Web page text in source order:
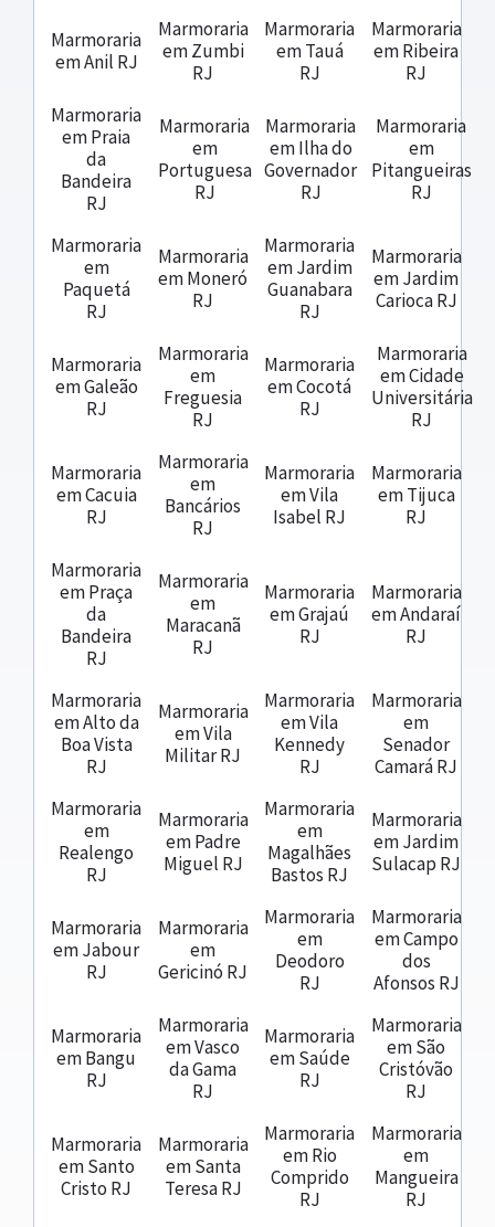
Marmoraria
em Anil RJ
Marmoraria
em Zumbi
RJ
Marmoraria
em Tauá
RJ
Marmoraria
em Ribeira
RJ
Marmoraria
em Praia
da
Bandeira
RJ
Marmoraria
em
Portuguesa
RJ
Marmoraria
em Ilha do
Governador
RJ
Marmoraria
em
Pitangueiras
RJ
Marmoraria
em
Paquetá
RJ
Marmoraria
em Moneró
RJ
Marmoraria
em Jardim
Guanabara
RJ
Marmoraria
em Jardim
Carioca RJ
Marmoraria
em Galeão
RJ
Marmoraria
em
Freguesia
RJ
Marmoraria
em Cocotá
RJ
Marmoraria
em Cidade
Universitária
RJ
Marmoraria
em Cacuia
RJ
Marmoraria
em
Bancários
RJ
Marmoraria
em Vila
Isabel RJ
Marmoraria
em Tijuca
RJ
Marmoraria
em Praça
da
Bandeira
RJ
Marmoraria
em
Maracanã
RJ
Marmoraria
em Grajaú
RJ
Marmoraria
em Andaraí
RJ
Marmoraria
em Alto da
Boa Vista
RJ
Marmoraria
em Vila
Militar RJ
Marmoraria
em Vila
Kennedy
RJ
Marmoraria
em
Senador
Camará RJ
Marmoraria
em
Realengo
RJ
Marmoraria
em Padre
Miguel RJ
Marmoraria
em
Magalhães
Bastos RJ
Marmoraria
em Jardim
Sulacap RJ
Marmoraria
em Jabour
RJ
Marmoraria
em
Gericinó RJ
Marmoraria
em
Deodoro
RJ
Marmoraria
em Campo
dos
Afonsos RJ
Marmoraria
em Bangu
RJ
Marmoraria
em Vasco
da Gama
RJ
Marmoraria
em Saúde
RJ
Marmoraria
em São
Cristóvão
RJ
Marmoraria
em Santo
Cristo RJ
Marmoraria
em Santa
Teresa RJ
Marmoraria
em Rio
Comprido
RJ
Marmoraria
em
Mangueira
RJ